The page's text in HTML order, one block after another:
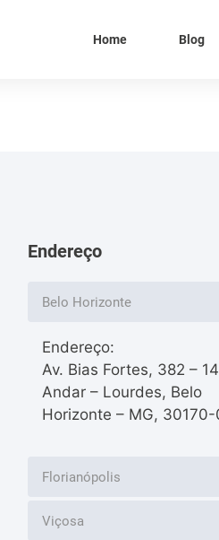
Home Blog
Endereço
Belo Horizonte
Endereço:
Av. Bias Fortes, 382 –
Andar – Lourdes, Belo
Horizonte – MG, 30170-
Florianópolis
Viçosa